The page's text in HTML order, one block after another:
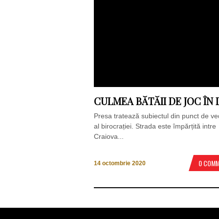
CULMEA BĂTĂII DE JOC ÎN
Presa tratează subiectul din punct de
al birocrației. Strada este împărțită intre
Craiova...
14 octombrie 2020 0